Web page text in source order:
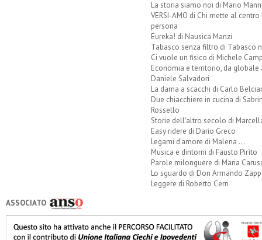
La storia siamo noi di Mario
VERSI-AMO di Chi mette al centro
persona
Eureka! di Nausica Manzi
Tabasco senza filtro di Tabasco
Ci vuole un fisico di Michele
Economia e territorio, da globale
Daniele Salvadori
La dama a scacchi di Carlo
Due chiacchiere in cucina di
Rossello
Storie dell'altro secolo di
Easy ridere di Dario Greco
Legami d'amore di Malena ...
Musica e dintorni di Fausto Pirìto
Parole milonguere di Maria
Lo sguardo di Don Armando
Leggere di Roberto Cerri
ASSOCIATO